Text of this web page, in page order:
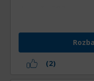
sazbě (podle
beze změny),
Večer
(2)